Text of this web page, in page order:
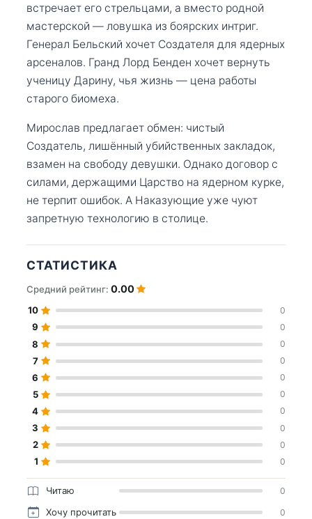
встречает его стрельцами, а вместо родной
мастерской — ловушка из боярских интриг.
Генерал Бельский хочет Создателя для ядерных
арсеналов. Гранд Лорд Бенден хочет вернуть
ученицу Дарину, чья жизнь — цена работы
старого биомеха.
Мирослав предлагает обмен: чистый
Создатель, лишённый убийственных закладок,
взамен на свободу девушки. Однако договор с
силами, держащими Царство на ядерном курке,
не терпит ошибок. А Наказующие уже чуют
запретную технологию в столице.
СТАТИСТИКА
Средний рейтинг: 0.00
10 0
9 0
8 0
7 0
6 0
5 0
4 0
3 0
2 0
1 0
Читаю 0
Хочу прочитать 0